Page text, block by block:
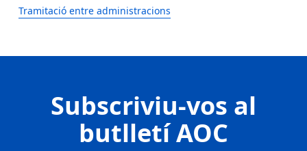
Tramitació entre administracions
Subscriviu-vos al
butlletí AOC